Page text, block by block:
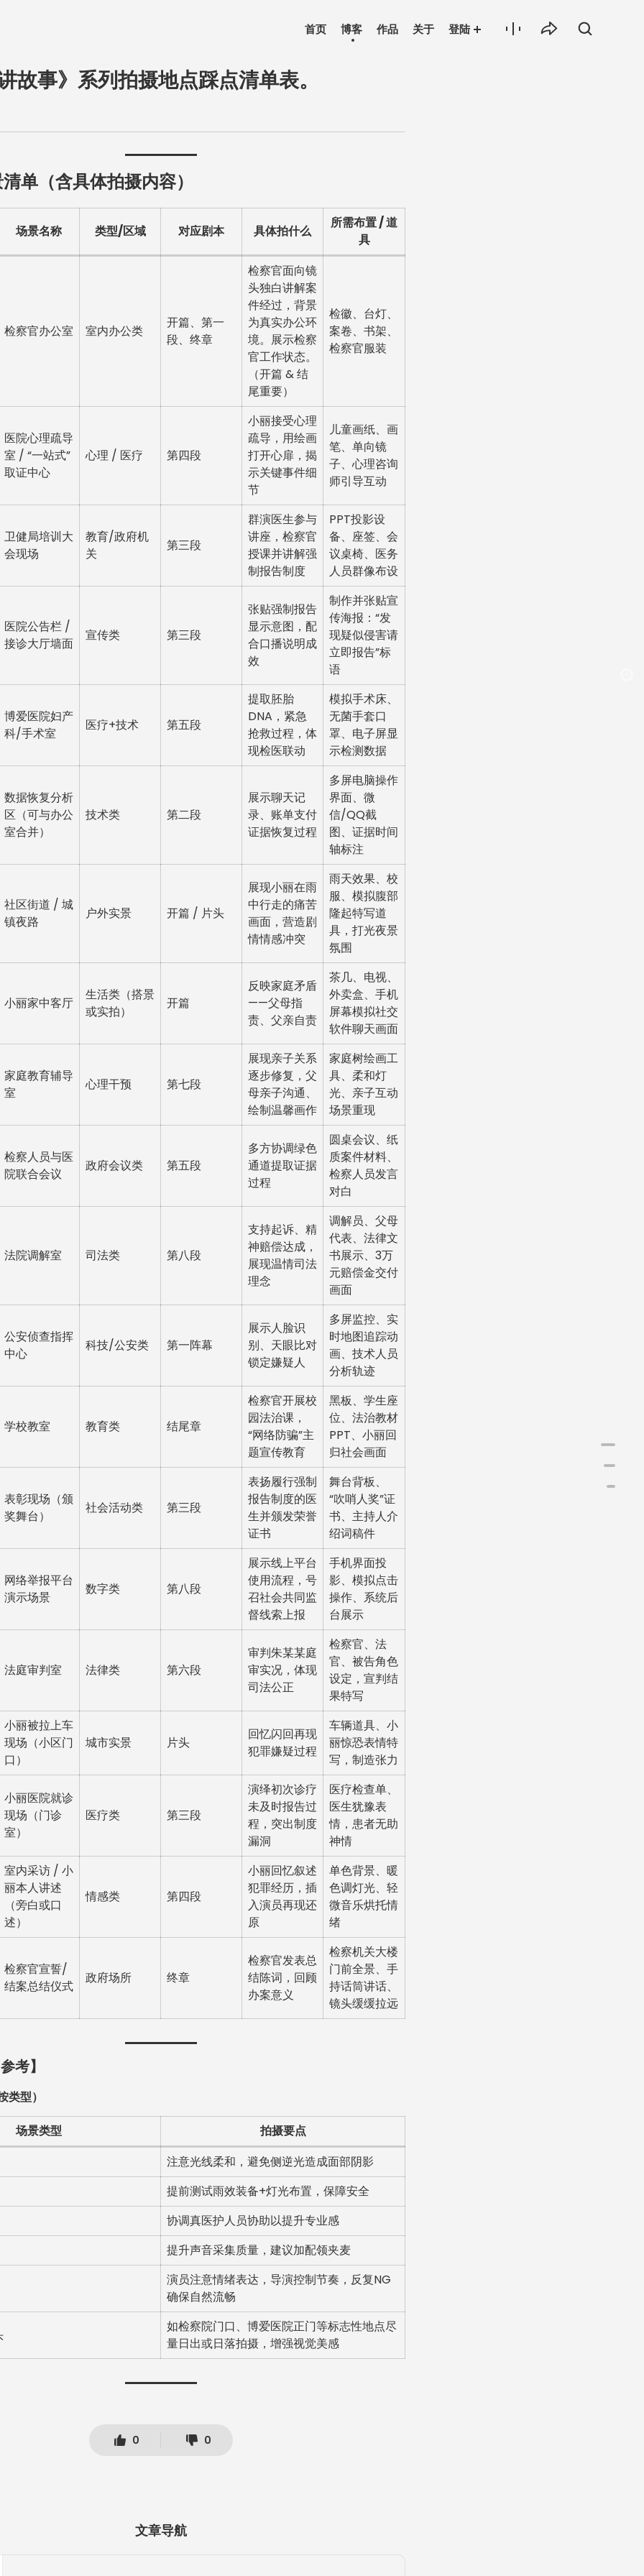
首页 博客 作品 关于 登陆
故事》系列拍摄地点踩点清单表。
单（含具体拍摄内容）
场景名称 类型/区域 对应剧本 具体拍什么
所需布置 / 道
具
检察官办公室 室内办公类
开篇、第一
段、终章
检察官面向镜
头独白讲解案
件经过，背景
为真实办公环
境。展示检察
官工作状态。
（开篇 & 结
尾重要）
检徽、台灯、
案卷、书架、
检察官服装
医院心理疏导
室 / “一站式”
取证中心
心理 / 医疗 第四段
小丽接受心理
疏导，用绘画
打开心扉，揭
示关键事件细
节
儿童画纸、画
笔、单向镜
子、心理咨询
师引导互动
卫健局培训大
会现场
教育/政府机
关
第三段
群演医生参与
讲座，检察官
授课并讲解强
制报告制度
PPT投影设
备、座签、会
议桌椅、医务
人员群像布设
医院公告栏 /
接诊大厅墙面
宣传类 第三段
张贴强制报告
显示意图，配
合口播说明成
效
制作并张贴宣
传海报：“发
现疑似侵害请
立即报告”标
语
博爱医院妇产
科/手术室
医疗+技术 第五段
提取胚胎
DNA，紧急
抢救过程，体
现检医联动
模拟手术床、
无菌手套口
罩、电子屏显
示检测数据
数据恢复分析
区（可与办公
室合并）
技术类 第二段
展示聊天记
录、账单支付
证据恢复过程
多屏电脑操作
界面、微
信/QQ截
图、证据时间
轴标注
社区街道 / 城
镇夜路
户外实景 开篇 / 片头
展现小丽在雨
中行走的痛苦
画面，营造剧
情情感冲突
雨天效果、校
服、模拟腹部
隆起特写道
具，打光夜景
氛围
小丽家中客厅
生活类（搭景
或实拍）
开篇
反映家庭矛盾
——父母指
责、父亲自责
茶几、电视、
外卖盒、手机
屏幕模拟社交
软件聊天画面
家庭教育辅导
室
心理干预 第七段
展现亲子关系
逐步修复，父
母亲子沟通、
绘制温馨画作
家庭树绘画工
具、柔和灯
光、亲子互动
场景重现
检察人员与医
院联合会议
政府会议类 第五段
多方协调绿色
通道提取证据
过程
圆桌会议、纸
质案件材料、
检察人员发言
对白
法院调解室 司法类 第八段
支持起诉、精
神赔偿达成，
展现温情司法
理念
调解员、父母
代表、法律文
书展示、3万
元赔偿金交付
画面
公安侦查指挥
中心
科技/公安类 第一阵幕
展示人脸识
别、天眼比对
锁定嫌疑人
多屏监控、实
时地图追踪动
画、技术人员
分析轨迹
学校教室 教育类 结尾章
检察官开展校
园法治课，
“网络防骗”主
题宣传教育
黑板、学生座
位、法治教材
PPT、小丽回
归社会画面
表彰现场（颁
奖舞台）
社会活动类 第三段
表扬履行强制
报告制度的医
生并颁发荣誉
证书
舞台背板、
“吹哨人奖”证
书、主持人介
绍词稿件
网络举报平台
演示场景
数字类 第八段
展示线上平台
使用流程，号
召社会共同监
督线索上报
手机界面投
影、模拟点击
操作、系统后
台展示
法庭审判室 法律类 第六段
审判朱某某庭
审实况，体现
司法公正
检察官、法
官、被告角色
设定，宣判结
果特写
小丽被拉上车
现场（小区门
口）
城市实景 片头
回忆闪回再现
犯罪嫌疑过程
车辆道具、小
丽惊恐表情特
写，制造张力
小丽医院就诊
现场（门诊
室）
医疗类 第三段
演绎初次诊疗
未及时报告过
程，突出制度
漏洞
医疗检查单、
医生犹豫表
情，患者无助
神情
室内采访 / 小
丽本人讲述
（旁白或口
述）
情感类 第四段
小丽回忆叙述
犯罪经历，插
入演员再现还
原
单色背景、暖
色调灯光、轻
微音乐烘托情
绪
检察官宣誓/
结案总结仪式
政府场所 终章
检察官发表总
结陈词，回顾
办案意义
检察机关大楼
门前全景、手
持话筒讲话、
镜头缓缓拉远
考】
类型）
场景类型
拍摄要点
注意光线柔和，避免侧逆光造成面部阴影
提前测试雨效装备+灯光布置，保障安全
协调真医护人员协助以提升专业感
提升声音采集质量，建议加配领夹麦
演员注意情绪表达，导演控制节奏，反复NG
确保自然流畅
如检察院门口、博爱医院正门等标志性地点尽
量日出或日落拍摄，增强视觉美感
0 0
文章导航